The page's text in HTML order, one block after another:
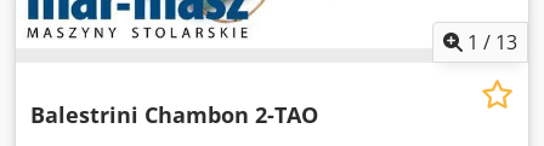
1 / 13
Balestrini Chambon 2-TAO